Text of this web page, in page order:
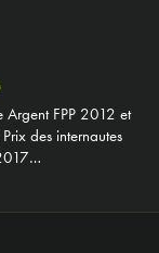
Argent FPP 2012 et
des internautes